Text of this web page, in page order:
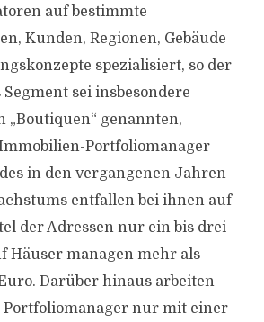
auf bestimmte
Kunden, Regionen, Gebäude
spezialisiert, so der
sei insbesondere
„Boutiquen“ genannten,
Portfoliomanager
in den vergangenen Jahren
entfallen bei ihnen auf
der Adressen nur ein bis drei
Häuser managen mehr als
Darüber hinaus arbeiten
Portfoliomanager nur mit einer